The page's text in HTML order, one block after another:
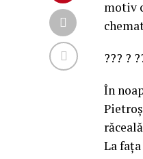
motiv
??? ?
În
La